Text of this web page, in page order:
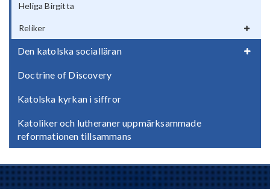
Heliga Birgitta
Reliker
Den katolska socialläran
Doctrine of Discovery
Katolska kyrkan i siffror
Katoliker och lutheraner uppmärksammade
reformationen tillsammans